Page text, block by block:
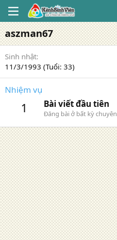
aszman67
Sinh nhật
11/3/1993 (Tuổi: 33)
Nhiệm vụ
1 Bài viết đầu tiên
Đăng bài ở bất kỳ